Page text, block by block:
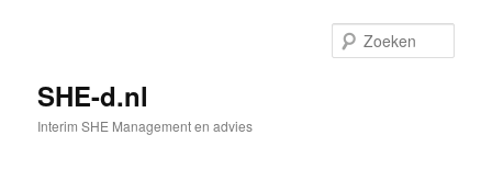
inhoud
inhoudSHE-d.nl
Interim SHE Management en advies